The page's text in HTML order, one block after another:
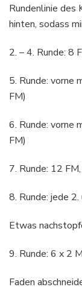
Rundenlinie des
hinten, sodass
2. – 4. Runde: 8
5. Runde: vorne
FM)
6. Runde: vorne
FM)
7. Runde: 12
8. Runde: jede
Etwas
9. Runde: 6 x 2
Faden